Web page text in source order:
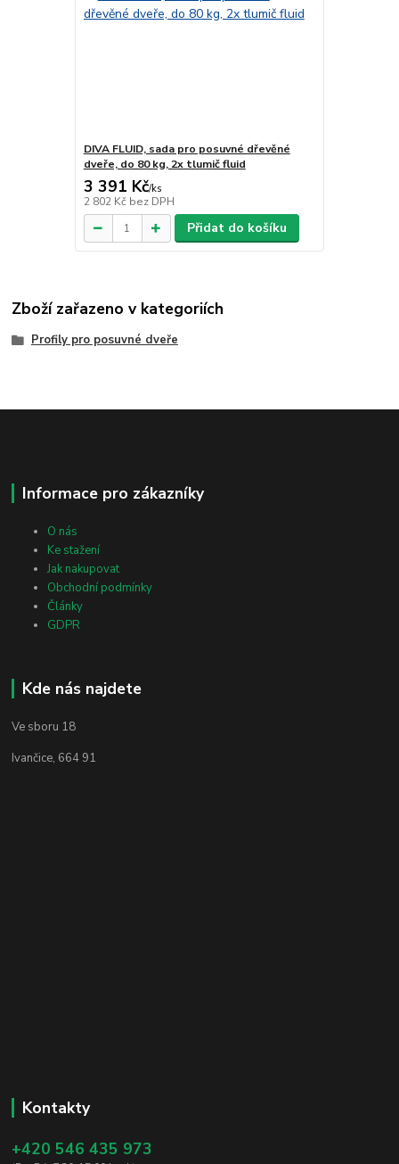
DIVA FLUID, sada pro posuvné dřevěné
dveře, do 80 kg, 2x tlumič fluid
3 391 Kč/ks
2 802 Kč bez DPH
Přidat do košíku
Zboží zařazeno v kategoriích
Profily pro posuvné dveře
Informace pro zákazníky
O nás
Ke stažení
Jak nakupovat
Obchodní podmínky
Články
GDPR
Kde nás najdete
Ve sboru 18
Ivančice, 664 91
Kontakty
+420 546 435 973